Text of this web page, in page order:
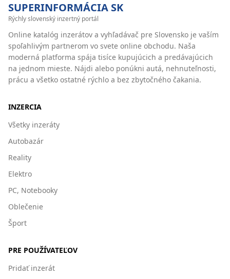
SUPERINFORMÁCIA SK
Rýchly slovenský inzertný portál
Online katalóg inzerátov a vyhľadávač pre Slovensko je vaším
spoľahlivým partnerom vo svete online obchodu. Naša
moderná platforma spája tisíce kupujúcich a predávajúcich
na jednom mieste. Nájdi alebo ponúkni autá, nehnuteľnosti,
prácu a všetko ostatné rýchlo a bez zbytočného čakania.
INZERCIA
Všetky inzeráty
Autobazár
Reality
Elektro
PC, Notebooky
Oblečenie
Šport
PRE POUŽÍVATEĽOV
Pridať inzerát